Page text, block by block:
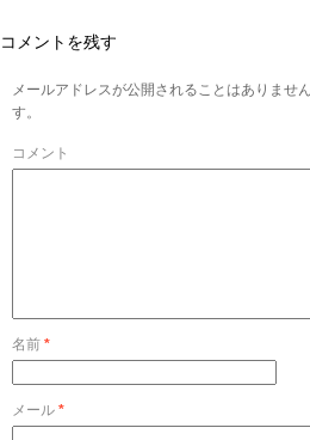
コメントを残す
メールアドレスが公開されることはありませ
す。
コメント
名前 *
メール *